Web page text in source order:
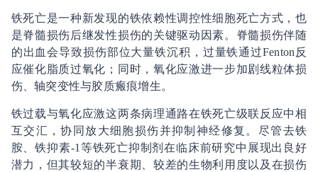
铁死亡是一种新发现的铁依赖性调控性细胞死亡方式，也
是脊髓损伤后继发性损伤的关键驱动因素。脊髓损伤伴随
的出血会导致损伤部位大量铁沉积，过量铁通过Fenton反
应催化脂质过氧化；同时，氧化应激进一步加剧线粒体损
伤、轴突变性与胶质瘢痕增生。
铁过载与氧化应激这两条病理通路在铁死亡级联反应中相
互交汇，协同放大细胞损伤并抑制神经修复。尽管去铁
胺、铁抑素-1等铁死亡抑制剂在临床前研究中展现出良好
潜力，但其较短的半衰期、较差的生物利用度以及在损伤